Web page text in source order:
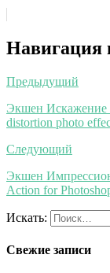
Навигация
Предыдущий
Экшен Искажение
distortion photo
Следующий
Экшен
Action for
Искать:
Свежие записи